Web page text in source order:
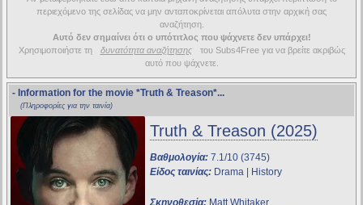
περιεχόμενο της σελίδας να μην ανταποκρίνεται απόλυτα στην αρχική σας
αναζήτηση.
Αυτό δεν σημαίνει ότι ο υπότιτλος που ψάχνετε δεν υπάρχει!
Χρησιμοποιήστε τη
δυνατότητα αναζήτησης
του Subs4Free για να βρείτε ακριβώς
αυτό που ψάχνετε.
- Information for the movie *Truth & Treason*...
(Πληροφορίες για την ταινία)
Truth & Treason (2025)
Βαθμολογία: 7.1/10 (3745)
Είδος ταινίας: Drama | History